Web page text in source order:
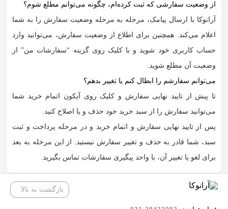
از وضعیت سفارشی که ثبت کرده‏‌ام، چگونه می‌‏توانم مطلع شوم؟
آرانوکا با ارسال پیامک‏، مرحله به مرحله وضعیت سفارش را به شما
اعلام می‏‌کند. همچنین برای اطلاع از وضعیت سفارش، می‏‌توانید وارد
حساب کاربری خود شوید و با کلیک روی گزینه “سفارشات من” از
وضعیت آن مطلع شوید.
می‌‏توانم سفارشم را ابطال کنم یا تغییر بدهم؟
تا پیش از تایید نهایی سفارش و کلیک روی آیکون اتمام خرید شما
می‌توانید سفارش را از سبد خرید خود حذف و یا اصلاح کنید.
پس از تایید نهایی سفارش و اتمام خرید و در مرحله پرداخت و ثبت
سبد، شما قادر به حذف و تغییر سفارش نیستید. از این مرحله به بعد
برای لغو یا تغییر آن، با واحد پیگیری سفارشات تماس بگیرید.
بازگشت به بالا